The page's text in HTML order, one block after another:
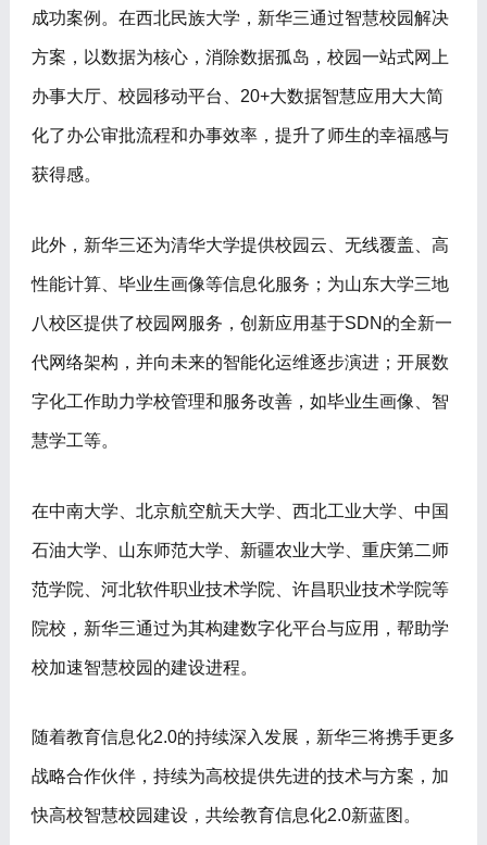
成功案例。在西北民族大学，新华三通过智慧校园解决
方案，以数据为核心，消除数据孤岛，校园一站式网上
办事大厅、校园移动平台、20+大数据智慧应用大大简
化了办公审批流程和办事效率，提升了师生的幸福感与
获得感。
此外，新华三还为清华大学提供校园云、无线覆盖、高
性能计算、毕业生画像等信息化服务；为山东大学三地
八校区提供了校园网服务，创新应用基于SDN的全新一
代网络架构，并向未来的智能化运维逐步演进；开展数
字化工作助力学校管理和服务改善，如毕业生画像、智
慧学工等。
在中南大学、北京航空航天大学、西北工业大学、中国
石油大学、山东师范大学、新疆农业大学、重庆第二师
范学院、河北软件职业技术学院、许昌职业技术学院等
院校，新华三通过为其构建数字化平台与应用，帮助学
校加速智慧校园的建设进程。
随着教育信息化2.0的持续深入发展，新华三将携手更多
战略合作伙伴，持续为高校提供先进的技术与方案，加
快高校智慧校园建设，共绘教育信息化2.0新蓝图。